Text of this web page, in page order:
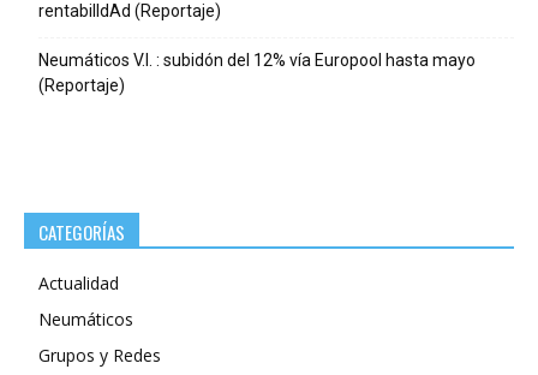
rentabilIdAd (Reportaje)
Neumáticos V.I. : subidón del 12% vía Europool hasta mayo
(Reportaje)
CATEGORÍAS
Actualidad
Neumáticos
Grupos y Redes